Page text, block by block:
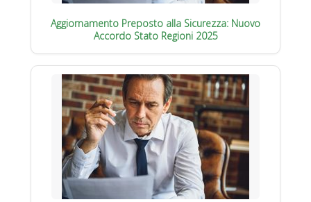
Aggiornamento Preposto alla Sicurezza: Nuovo
Accordo Stato Regioni 2025